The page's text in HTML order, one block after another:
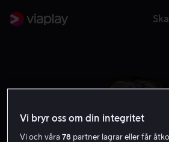
Vi bryr oss om din integritet
Vi och våra78 partner lagrar eller får